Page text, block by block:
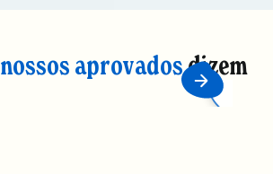
nossos aprovadosdizem